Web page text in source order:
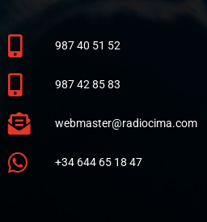
987 40 51 52
987 42 85 83
webmaster@radiocima.com
+34 644 65 18 47